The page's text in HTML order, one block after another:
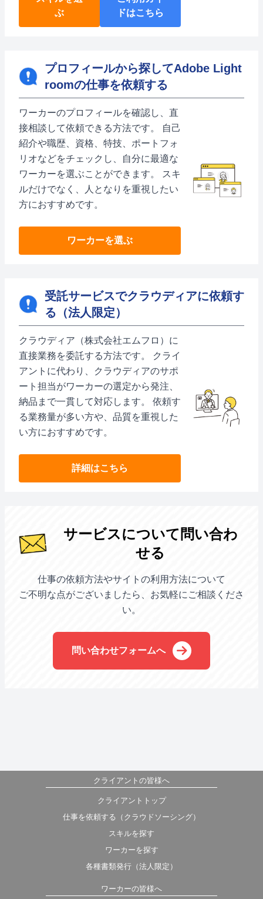
ぶ
ドはこちら
プロフィールから探してAdobe Light
roomの仕事を依頼する
ワーカーのプロフィールを確認し、直
接相談して依頼できる方法です。 自己
紹介や職歴、資格、特技、ポートフォ
リオなどをチェックし、自分に最適な
ワーカーを選ぶことができます。 スキ
ルだけでなく、人となりを重視したい
方におすすめです。
ワーカーを選ぶ
受託サービスでクラウディアに依頼す
る（法人限定）
クラウディア（株式会社エムフロ）に
直接業務を委託する方法です。 クライ
アントに代わり、クラウディアのサポ
ート担当がワーカーの選定から発注、
納品まで一貫して対応します。 依頼す
る業務量が多い方や、品質を重視した
い方におすすめです。
詳細はこちら
サービスについて問い合わ
せる
仕事の依頼方法やサイトの利用方法について
ご不明な点がございましたら、お気軽にご相談くださ
い。
問い合わせフォームへ
クライアントの皆様へ
クライアントトップ
仕事を依頼する（クラウドソーシング）
スキルを探す
ワーカーを探す
各種書類発行（法人限定）
ワーカーの皆様へ